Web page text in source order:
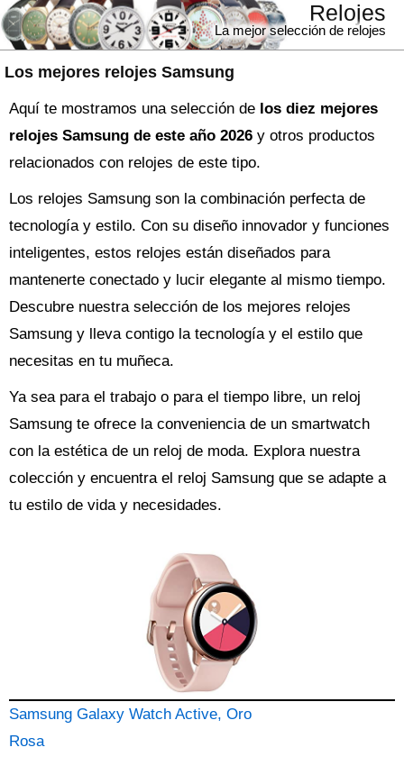
Los mejores relojes Samsung
Relojes
La mejor selección de relojes
Aquí te mostramos una selección de los diez mejores
relojes Samsung de este año 2026 y otros productos
relacionados con relojes de este tipo.
Los relojes Samsung son la combinación perfecta de
tecnología y estilo. Con su diseño innovador y funciones
inteligentes, estos relojes están diseñados para
mantenerte conectado y lucir elegante al mismo tiempo.
Descubre nuestra selección de los mejores relojes
Samsung y lleva contigo la tecnología y el estilo que
necesitas en tu muñeca.
Ya sea para el trabajo o para el tiempo libre, un reloj
Samsung te ofrece la conveniencia de un smartwatch
con la estética de un reloj de moda. Explora nuestra
colección y encuentra el reloj Samsung que se adapte a
tu estilo de vida y necesidades.
Samsung Galaxy Watch Active, Oro
Rosa